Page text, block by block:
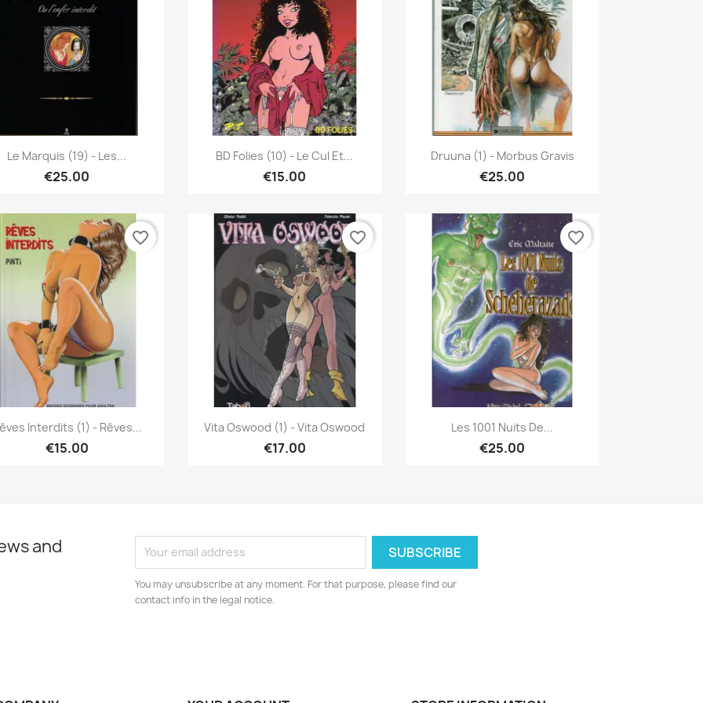
Quick view
Le Marquis (19) - Les...
€25.00
Quick view
BD Folies (10) - Le Cul Et...
€15.00
Quick view
Druuna (1) - Morbus Gravis
€25.00
Quick view
Interdits (1) - Rêves...
€15.00
favorite_border
Quick view
Vita Oswood (1) - Vita Oswood
€17.00
favorite_border
Quick view
Les 1001 Nuits De...
€25.00
favorite_border
and
You may unsubscribe at any moment. For that purpose, please find our
contact info in the legal notice.